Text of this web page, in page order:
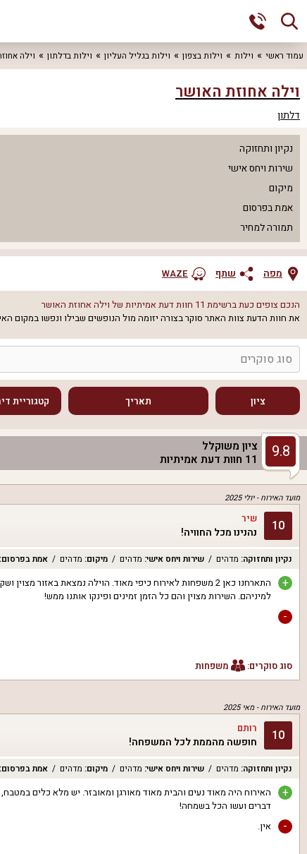
עמוד ראשי וילות וילות בצפון וילות בגליל העליון וילות בדלתון וילה
וילה אחוזת האושר
דלתון
נקיון ותחזוקה
שירות ויחס אישי
מיקום
אמת בפרסום
תמורה למחיר
מפה שתף WAZE
הנכם צופים כעת ברשימת 11 חוות דעת אמיתיות של וילה אחוזת האושר
את חוות הדעת צוות האתר סוקר בצורה יזומה מול הנופשים שבילו ונפשו במקום
סוג סוקרים
ציון תאריך קטגוריית
9.8
ציון משוקלל
11 חוות דעת אמיתיות
מועד האירוח -יולי 2025
10 שיר
נהנינו מכל החוויה!
נקיון ותחזוקה: מדהים שירות ויחס אישי: מדהים מיקום: מדהים אמת בפרסום:
+
התארחנו כאן 2 משפחות לאירוח כיפי מאוד. הוילה נמצאת
למיניהם. השירות מצוין והם כל הזמן זמינים ופינקו אותנו ממש!
-
סוג סוקרים: משפחות
מועד האירוח -מאי 2025
10 רותם
חופשה מהממת לכל המשפחה!
נקיון ותחזוקה: מדהים שירות ויחס אישי: מדהים מיקום: מדהים אמת בפרסום:
+
דברים ועשו הכל בשמחה!
- אין.